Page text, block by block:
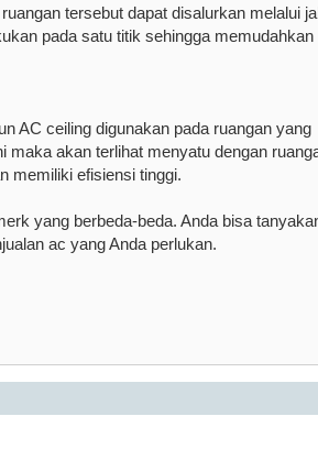
tersebut dapat disalurkan melalui
pada satu titik sehingga memudahkan
AC ceiling digunakan pada ruangan yang
maka akan terlihat menyatu dengan
memiliki efisiensi tinggi.
yang berbeda-beda. Anda bisa
ac yang Anda perlukan.